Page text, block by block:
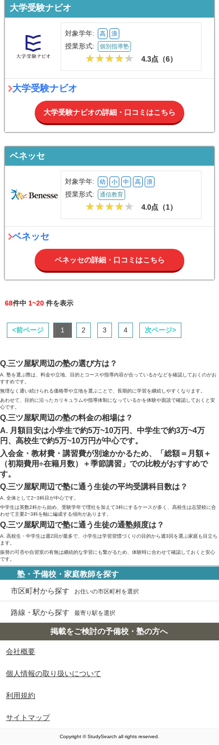
大学受験ナビオ
対象学年: 高 浪
授業形式: 個別指導塾
4.3点（6）
大学受験ナビオ
大学受験ナビオの詳細・口コミはこちら
ベネッセ
対象学年: 幼 小 中 高 浪
授業形式: 通信教育
4.0点（1）
ベネッセ
ベネッセの詳細・口コミはこちら
68件中 1~20 件を表示
<前ページ 1 2 3 4 次ページ>
Q.三ツ屋駅周辺の塾の選び方は？
A. 塾を選ぶ際は、料金や立地、目的とコースや指導内容が合っているかなどを確認しておくのがお
すすめです。
無理なく通い続けられる価格帯や立地を選ぶことで、長期的に学習を継続しやすくなります。
あわせて、目的に沿ったカリキュラムや指導体制になっているかを体験や面談で確認しておくと安
心です。
Q.三ツ屋駅周辺の塾の料金の相場は？
A. 月額目安は小学生で約5万~10万円、中学生で約3万~4万
円、高校生で約5万~10万円が中心です。
入会金・教材費・講習費が別途かかるため、「総額＝月額＋
（初期費用÷在籍月数）＋季節講習」での比較がおすすめで
す。
Q.三ツ屋駅周辺で塾に通う生徒の平均受講科目数は？
A. 全体として2~3科目が中心です。
中学生は英数2科から始め、受験学年で理社を加えて3科にするケースが多く、高校生は志望校に合
わせて主要2~3科を軸に編成する傾向があります。
Q.三ツ屋駅周辺で塾に通う生徒の通塾頻度は？
A. 高校生・中学生は週2回が最多で、小学生は学習習慣づくりの目的から週3回を選ぶ家庭も目立ち
ます。
振替の可否や自習室の有無は継続的な学習にも繋がるため、体験時に合わせて確認しておくと安心
です。
塾・予備校・家庭教師を探す
市区町村から探す お住いの市区町村を選択
路線・駅から探す 最寄り駅を選択
掲載をご検討の予備校・塾の方へ
会社概要
個人情報の取り扱いについて
利用規約
サイトマップ
Copyright © StudySearch all rights reserved.